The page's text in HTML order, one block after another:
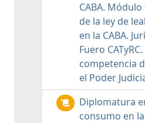
CABA.
de la ley de
en la CABA.
Fuero CATyRC.
competencia
el Poder
Diplomatura
consumo en